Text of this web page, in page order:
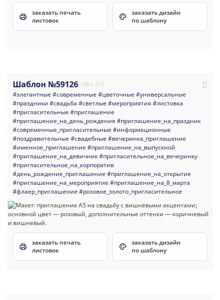
заказать печать
листовок
заказать дизайн
по шаблону
Шаблон №59126 148 x 210
#элегантные #современные #цветочные #универсальные
#праздники #свадьба #светлые #мероприятия #листовка
#пригласительные #приглашение
#приглашение_на_день_рождения #приглашение_на_праздник
#современные_пригласительные #информационные
#поздравительные #свадебные #вечеринка_приглашение
#именное_приглашение #приглашение_на_выпускной
#приглашение_на_девичник#пригласительное_на_вечеринку
#пригласительное_на_корпоратив
#день_рождение_приглашение #приглашение_на_открытие
#приглашение_на_мероприятие #приглашение_на_8_марта
#флаер_приглашение #розовое_золото_пригласительное
заказать печать
листовок
заказать дизайн
по шаблону